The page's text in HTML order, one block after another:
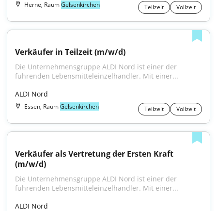
Herne, RaumGelsenkirchen Teilzeit Vollzeit
Verkäufer in Teilzeit (m/w/d)
Die Unternehmensgruppe ALDI Nord ist einer der
führenden Lebensmitteleinzelhändler. Mit einer...
ALDI Nord
Essen, RaumGelsenkirchen Teilzeit Vollzeit
Verkäufer als Vertretung der Ersten Kraft
(m/w/d)
Die Unternehmensgruppe ALDI Nord ist einer der
führenden Lebensmitteleinzelhändler. Mit einer...
ALDI Nord